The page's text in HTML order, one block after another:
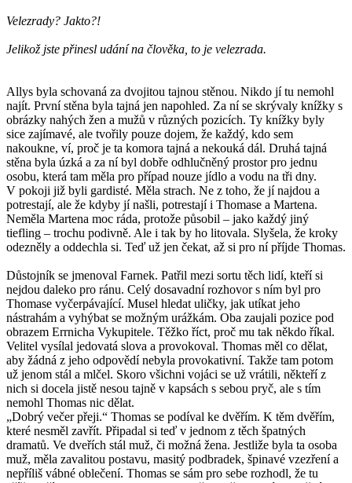
Velezrady? Jakto?!
Jelikož jste přinesl udání na člověka, to je velezrada.
Allys byla schovaná za dvojitou tajnou stěnou. Nikdo jí tu nemohl
najít. První stěna byla tajná jen napohled. Za ní se skrývaly knížky s
obrázky nahých žen a mužů v různých pozicích. Ty knížky byly
sice zajímavé, ale tvořily pouze dojem, že každý, kdo sem
nakoukne, ví, proč je ta komora tajná a nekouká dál. Druhá tajná
stěna byla úzká a za ní byl dobře odhlučněný prostor pro jednu
osobu, která tam měla pro případ nouze jídlo a vodu na tři dny.
V pokoji již byli gardisté. Měla strach. Ne z toho, že jí najdou a
potrestají, ale že kdyby jí našli, potrestají i Thomase a Martena.
Neměla Martena moc ráda, protože působil – jako každý jiný
tiefling – trochu podivně. Ale i tak by ho litovala. Slyšela, že kroky
odezněly a oddechla si. Teď už jen čekat, až si pro ní příjde Thomas.
Důstojník se jmenoval Farnek. Patřil mezi sortu těch lidí, kteří si
nejdou daleko pro ránu. Celý dosavadní rozhovor s ním byl pro
Thomase vyčerpávající. Musel hledat uličky, jak utíkat jeho
nástrahám a vyhýbat se možným urážkám. Oba zaujali pozice pod
obrazem Errnicha Vykupitele. Těžko říct, proč mu tak někdo říkal.
Velitel vysílal jedovatá slova a provokoval. Thomas měl co dělat,
aby žádná z jeho odpovědí nebyla provokativní. Takže tam potom
už jenom stál a mlčel. Skoro všichni vojáci se už vrátili, někteří z
nich si docela jistě nesou tajně v kapsách s sebou pryč, ale s tím
nemohl Thomas nic dělat.
„Dobrý večer přeji.“ Thomas se podíval ke dvěřím. K těm dvěřím,
které nesměl zavřít. Připadal si teď v jednom z těch špatných
dramatů. Ve dveřích stál muž, či možná žena. Jestliže byla ta osoba
muž, měla zavalitou postavu, masitý podbradek, špinavé vzezření a
nepříliš vábné oblečení. Thomas se sám pro sebe rozhodl, že tu